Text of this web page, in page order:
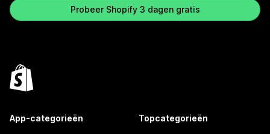
Probeer Shopify 3 dagen gratis
App-categorieën Topcategorieën